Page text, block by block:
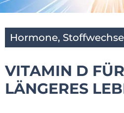
Hormone,
VITAMIN D
LÄNGERES